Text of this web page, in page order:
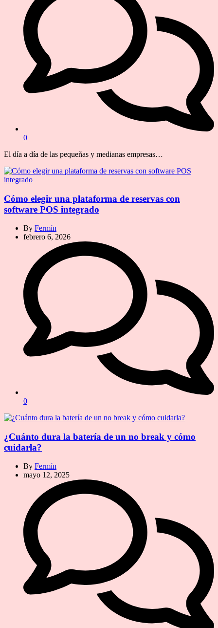
0
El día a día de las pequeñas y medianas empresas…
Cómo elegir una plataforma de reservas con
software POS integrado
By Fermín
febrero 6, 2026
0
¿Cuánto dura la batería de un no break y cómo
cuidarla?
By Fermín
mayo 12, 2025